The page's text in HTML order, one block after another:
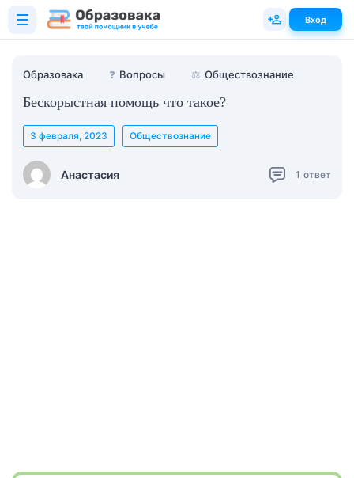
Образовака ❓ Вопросы ⚖️ Обществознание
Бескорыстная помощь что такое?
Анастасия
3 февраля, 2023 Обществознание
1 ответ
Вход